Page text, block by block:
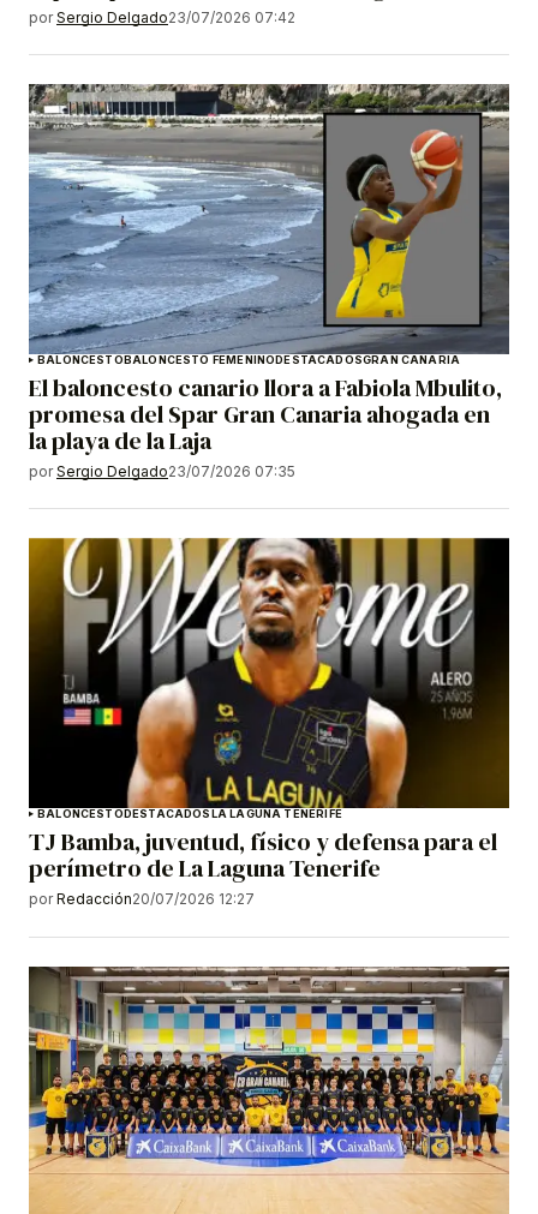
por Sergio Delgado23/07/2026 07:42
BALONCESTOBALONCESTO FEMENINODESTACADOSGRAN CANARIA
El baloncesto canario llora a Fabiola Mbulito,
promesa del Spar Gran Canaria ahogada en
la playa de la Laja
por Sergio Delgado23/07/2026 07:35
BALONCESTODESTACADOSLA LAGUNA TENERIFE
TJ Bamba, juventud, físico y defensa para el
perímetro de La Laguna Tenerife
por Redacción20/07/2026 12:27